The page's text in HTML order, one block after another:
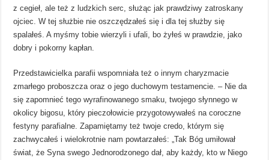
z cegieł, ale też z ludzkich serc, służąc jak prawdziwy zatroskany
ojciec. W tej służbie nie oszczędzałeś się i dla tej służby się
spalałeś. A myśmy tobie wierzyli i ufali, bo żyłeś w prawdzie, jako
dobry i pokorny kapłan.
Przedstawicielka parafii wspomniała też o innym charyzmacie
zmarłego proboszcza oraz o jego duchowym testamencie. – Nie da
się zapomnieć tego wyrafinowanego smaku, twojego słynnego w
okolicy bigosu, który pieczołowicie przygotowywałeś na coroczne
festyny parafialne. Zapamiętamy też twoje credo, którym się
zachwycałeś i wielokrotnie nam powtarzałeś: „Tak Bóg umiłował
świat, że Syna swego Jednorodzonego dał, aby każdy, kto w Niego